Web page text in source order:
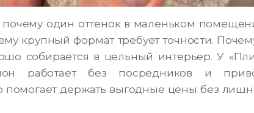
один оттенок в маленьком
крупный формат требует точности.
собирается в цельный интерьер. У
работает без посредников и
помогает держать выгодные цены без